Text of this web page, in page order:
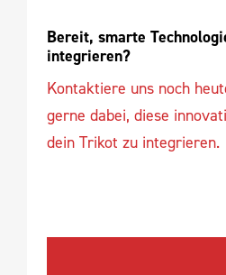
Bereit, smarte
integrieren?
Kontaktiere uns noch
gerne dabei, diese
dein Trikot zu integrieren.